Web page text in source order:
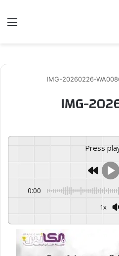
IMG-20260226-
IMG-
Press
0:00
1x